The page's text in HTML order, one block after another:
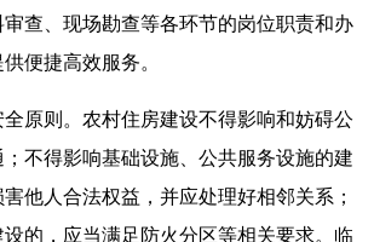
查、现场勘查等各环节的岗位职责和办
便捷高效服务。
则。农村住房建设不得影响和妨碍公
不得影响基础设施、公共服务设施的建
他人合法权益，并应处理好相邻关系；
的，应当满足防火分区等相关要求。临